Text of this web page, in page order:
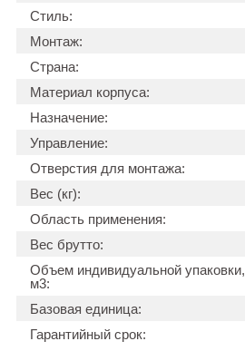
Стиль:
Монтаж:
Страна:
Материал корпуса:
Назначение:
Управление:
Отверстия для монтажа:
Вес (кг):
Область применения:
Вес брутто:
Объем индивидуальной упаковки,
м3:
Базовая единица:
Гарантийный срок: